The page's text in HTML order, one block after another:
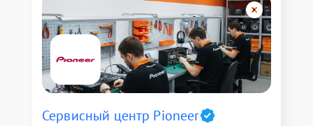
Сервисный центр Pioneer